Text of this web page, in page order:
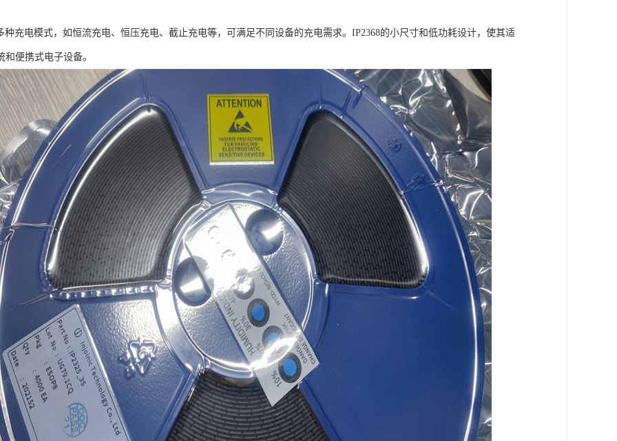
种充电模式，如恒流充电、恒压充电、截止充电等，可满足不同设备的充电需求。IP2368的小尺寸和低功耗设计，使其适
和便携式电子设备。